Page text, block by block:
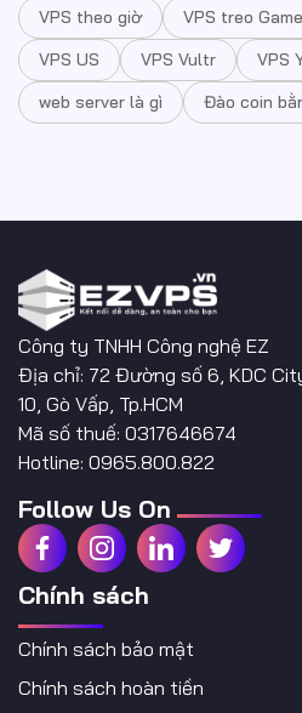
VPS theo giờ
VPS treo Game
VPS US
VPS Vultr
VPS
web server là gì
Đào coin
Công ty TNHH Công nghệ EZ
Địa chỉ: 72 Đường số 6, KDC
10, Gò Vấp, Tp.HCM
Mã số thuế: 0317646674
Hotline: 0965.800.822
Follow Us On
Chính sách
Chính sách bảo mật
Chính sách hoàn tiền